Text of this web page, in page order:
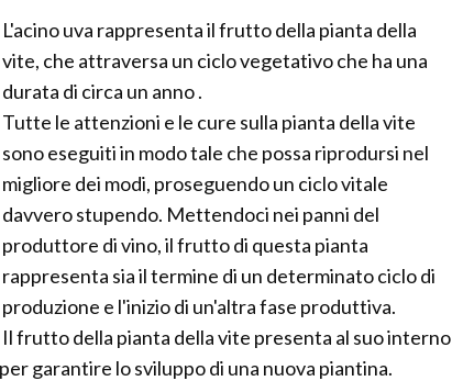
L'acino uva rappresenta il frutto della pianta della
vite, che attraversa un ciclo vegetativo che ha una
durata di circa un anno .
Tutte le attenzioni e le cure sulla pianta della vite
sono eseguiti in modo tale che possa riprodursi nel
migliore dei modi, proseguendo un ciclo vitale
davvero stupendo. Mettendoci nei panni del
produttore di vino, il frutto di questa pianta
rappresenta sia il termine di un determinato ciclo di
produzione e l'inizio di un'altra fase produttiva.
Il frutto della pianta della vite presenta al suo interno
garantire lo sviluppo di una nuova piantina.